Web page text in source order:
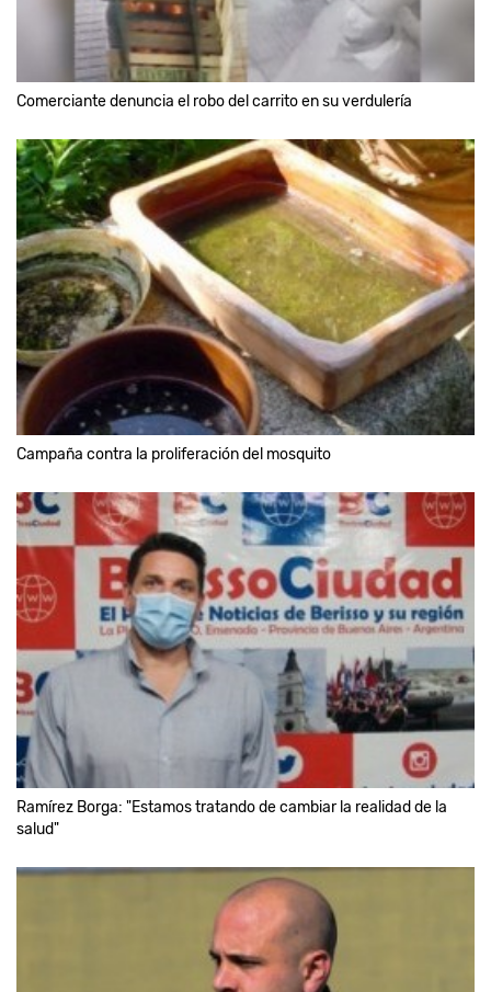
Comerciante denuncia el robo del carrito en su verdulería
Campaña contra la proliferación del mosquito
Ramírez Borga: "Estamos tratando de cambiar la realidad de la
salud"